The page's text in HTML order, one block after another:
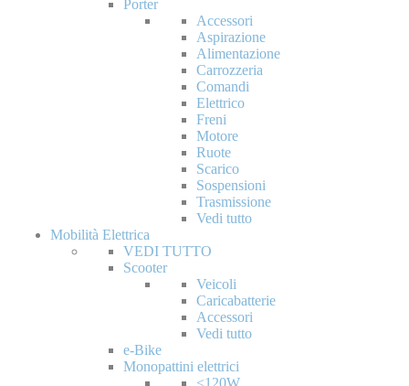
Porter
Accessori
Aspirazione
Alimentazione
Carrozzeria
Comandi
Elettrico
Freni
Motore
Ruote
Scarico
Sospensioni
Trasmissione
Vedi tutto
Mobilità Elettrica
VEDI TUTTO
Scooter
Veicoli
Caricabatterie
Accessori
Vedi tutto
e-Bike
Monopattini elettrici
<120W